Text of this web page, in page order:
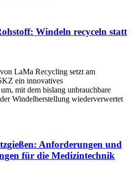
Windeln recyceln statt
LaMa Recycling setzt am
ein innovatives
mit dem bislang unbrauchbare
Windelherstellung wiederverwertet
Anforderungen und
für die Medizintechnik